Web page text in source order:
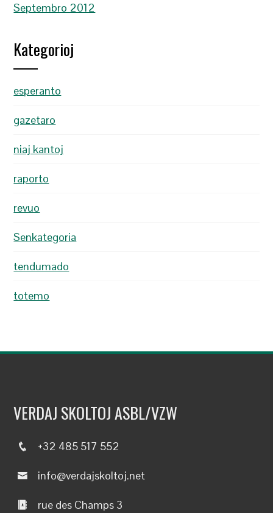
Septembro 2012
Kategorioj
esperanto
gazetaro
niaj kantoj
raporto
revuo
Senkategoria
tendumado
totemo
VERDAJ SKOLTOJ ASBL/VZW
+32 485 517 552
info@verdajskoltoj.net
rue des Champs 3